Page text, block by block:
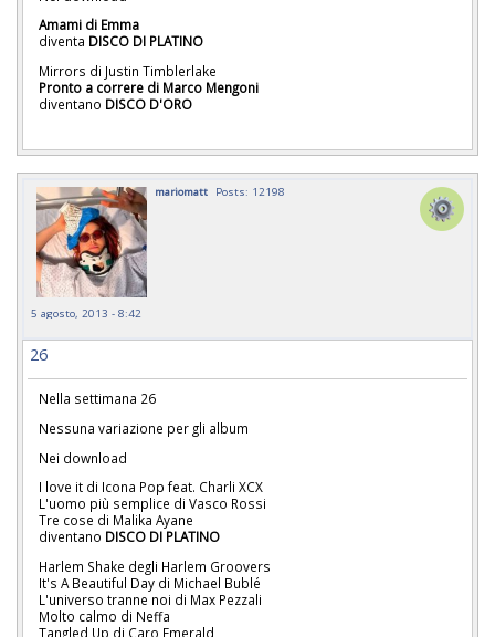
Amami di Emma
diventa DISCO DI PLATINO
Mirrors di Justin Timblerlake
Pronto a correre di Marco Mengoni
diventano DISCO D'ORO
mariomatt Posts: 12198
5 agosto, 2013 - 8:42
26
Nella settimana 26
Nessuna variazione per gli album
Nei download
I love it di Icona Pop feat. Charli XCX
L'uomo più semplice di Vasco Rossi
Tre cose di Malika Ayane
diventano DISCO DI PLATINO
Harlem Shake degli Harlem Groovers
It's A Beautiful Day di Michael Bublé
L'universo tranne noi di Max Pezzali
Molto calmo di Neffa
Tangled Up di Caro Emerald